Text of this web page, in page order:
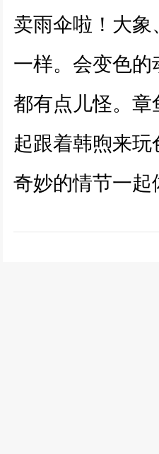
卖雨伞啦！大象
一样。会变色的
都有点儿怪。
起跟着韩煦来
奇妙的情节一